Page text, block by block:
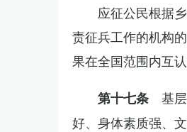
应征公民根据
责征兵工作的机构
果在全国范围内互认
第十七条 基
好、身体素质强、